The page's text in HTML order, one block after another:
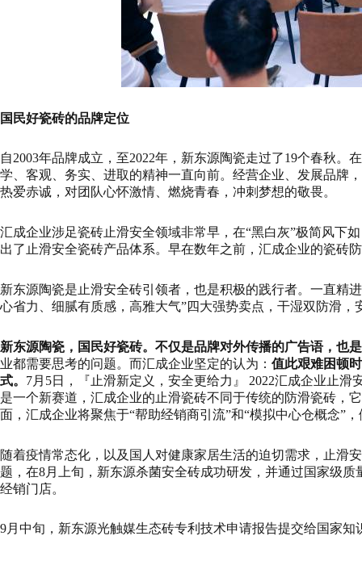
国民好瓷砖的品牌定位
自2003年品牌成立，至2022年，新东源陶瓷走过了19个春秋
学、客观、务实、进取的精神一直向前。经营企业、发展品牌
热爱赤诚，对团队心怀激情、燃烧青春，冲刺梦想的敬畏。
汇成企业涉足瓷砖止滑安全领域非常早，在“黑白灰”极简风下
出了止滑安全瓷砖产品体系。早在数年之前，汇成企业的瓷砖
新东源陶瓷是止滑安全砖引领者，也是积极的践行者。一直精
心省力、细腻有质感，高雅大气”四大强势卖点，干湿双防滑，
新东源陶瓷，国民好瓷砖。不仅是品牌对外传播的广告语，也
业都需要思考的问题。而汇成企业坚定的认为： 值此艰难困顿
式。 7月5日，『止滑新定义，安全更给力』 2022汇成企业止
是一个新赛道，汇成企业的止滑瓷砖不同于传统的防滑瓷砖，
面，汇成企业将聚焦于“帮助经销商引流”和“模拟中心仓概念”
随着疫情常态化，以及国人对健康家居生活的迫切需求，止滑
题，在8月上旬，新东源杀菌安全砖成功研发，并通过国家级
经销门店。
9月中旬，新东源光触媒生态砖专利技术申请报告提交给国家